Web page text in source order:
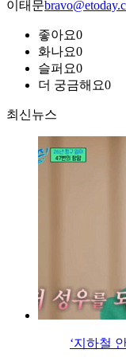
이태문
좋아요0
화나요0
슬퍼요0
더 궁금해요0
최신뉴스
‘지하철